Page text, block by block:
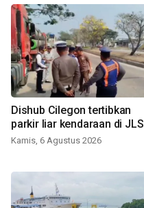
Dishub Cilegon tertibkan
parkir liar kendaraan di JLS
Kamis, 6 Agustus 2026